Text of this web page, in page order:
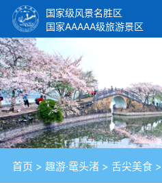
国家级风景名胜区
国家AAAAA级旅游景区
首页 > 趣游·鼋头渚> 舌尖美食>